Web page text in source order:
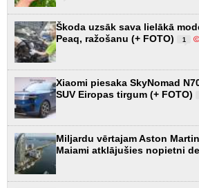
Škoda uzsāk sava lielākā
Peaq, ražošanu (+ FOTO)
1
Xiaomi piesaka SkyNomad
SUV Eiropas tirgum (+ FOTO)
Miljardu vērtajam Aston
Maiami atklājušies nopietni